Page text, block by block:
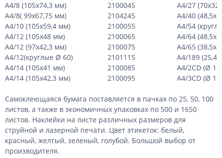
А4/8 (105х74,3 мм)
2100045
А4/27 (70х32
А4/8( 99х67,75 мм)
2104245
А4/40
А4/10 (105х59,4 мм)
2100055
А4/54
А4/12 (105х48 мм)
2100065
А4/64
А4/12 (97х42,3 мм)
2100075
А4/65
А4/12(круглые Ø 60)
2101115
А4/189
А4/14 (105х41 мм)
2100085 А4/2CD (Ø
А4/14 (105х42,3 мм)
2100095 А4/3CD (Ø
Самоклеющаяся бумага поставляется в пачках по 25, 50, 100
листов, а также в экономичных упаковках по 500 и 1650
листов. Наклейки на листе различных размеров для
струйной и лазерной печати. Цвет этикеток: белый,
красный, желтый, зеленый, голубой. Большой выбор от
производителя.